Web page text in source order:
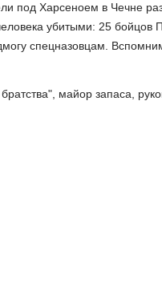
под Харсеноем в Чечне
убитыми: 25 бойцов
спецназовцам.
майор запаса,